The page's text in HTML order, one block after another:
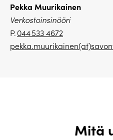
Pekka Muurikainen
Verkostoinsinööri
P.044 533 4672
Mitä